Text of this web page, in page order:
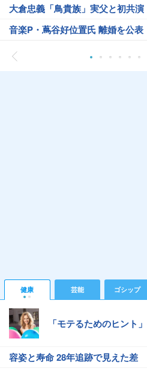
大倉忠義「鳥貴族」実父と初共演
音楽P・蔦谷好位置氏 離婚を公表
健康 芸能 ゴシップ
「モテるためのヒント
容姿と寿命 28年追跡で見えた差